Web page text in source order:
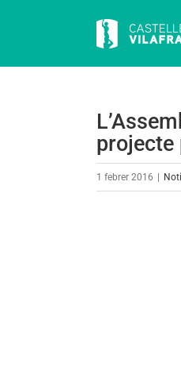
projecte
1 febrer 2016